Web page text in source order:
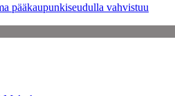
pääkaupunkiseudulla vahvistuu